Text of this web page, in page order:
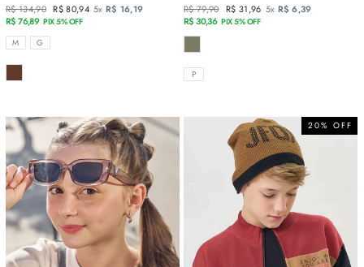
Preço
normal
R$ 134,90 Preço
promocional
R$ 80,94 5x R$ 16,19
R$ 76,89 PIX 5% OFF
TAMANHOS
M G
COR
Preço
normal
R$ 79,90 Preço
promocional
R$ 31,96 5x R$ 6,39
R$ 30,36 PIX 5% OFF
COR
TAMANHOS
P
20% OFF